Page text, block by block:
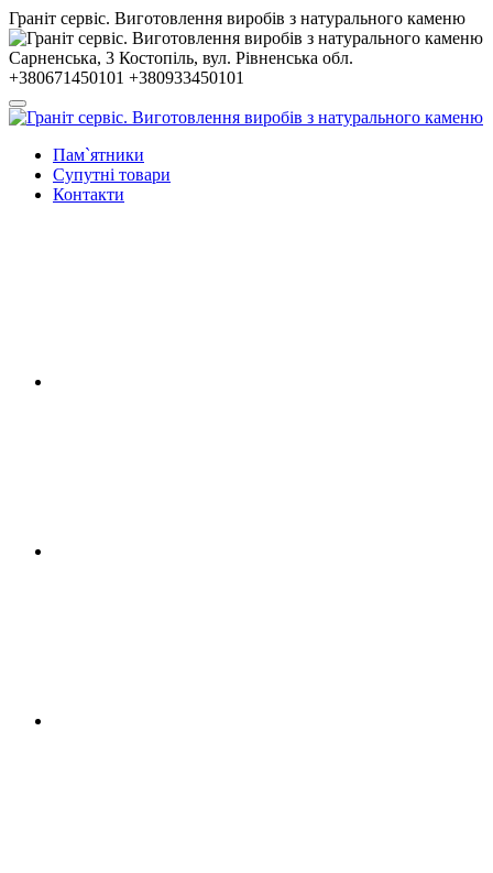
Гранiт сервiс. Виготовлення виробів з натурального каменю
Сарненська, 3 Костопiль, вул. Рiвненська обл.
+380671450101 +380933450101
Пам`ятники
Супутні товари
Контакти